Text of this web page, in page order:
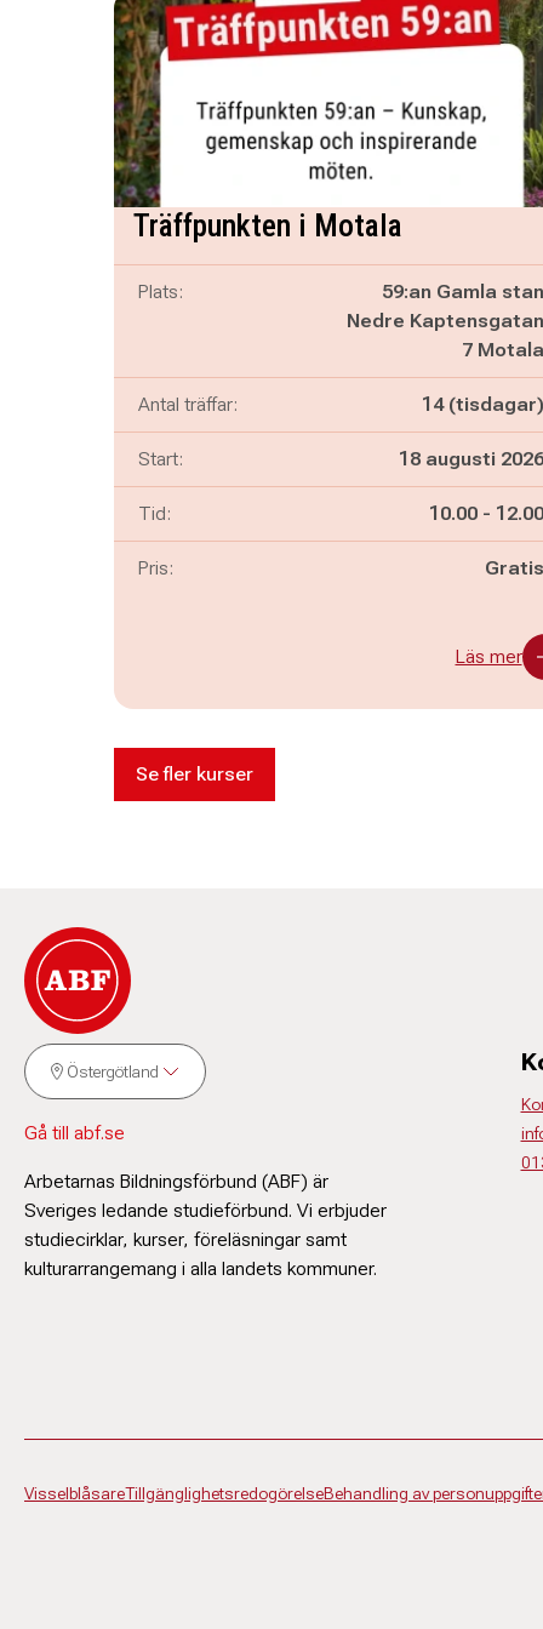
Träffpunkten i Motala
Plats:
59:an Gamla stan
Nedre Kaptensgatan
7 Motala
Antal träffar: 14 (tisdagar)
Start: 18 augusti 2026
Tid: Pågår mellan
10.00 - och
12.00
Pris: Gratis
Läs mer
Se fler kurser
Östergötland
Gå till abf.se
Arbetarnas Bildningsförbund (ABF) är
Sveriges ledande studieförbund. Vi erbjuder
studiecirklar, kurser, föreläsningar samt
kulturarrangemang i alla landets kommuner.
VisselblåsareTillgänglighetsredogörelseBehandling av